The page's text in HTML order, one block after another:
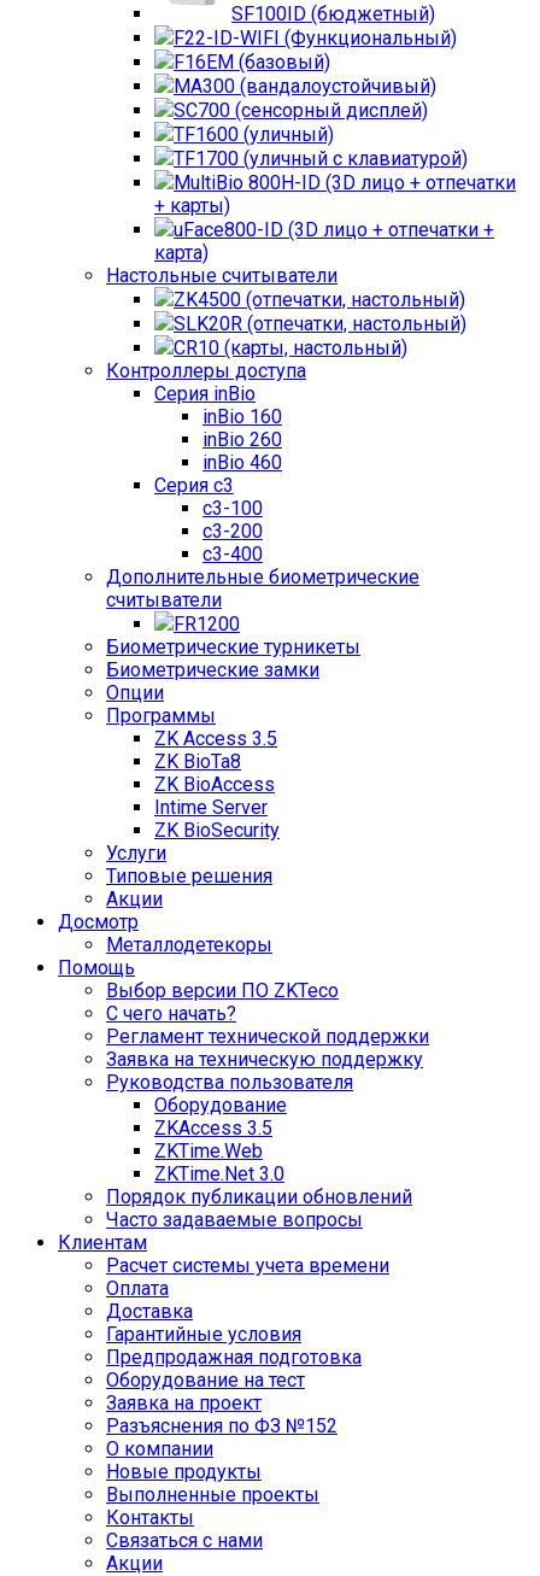
SF100ID (бюджетный)
F22-ID-WIFI (Функциональный)
F16EM (базовый)
MA300 (вандалоустойчивый)
SC700 (сенсорный дисплей)
TF1600 (уличный)
TF1700 (уличный с клавиатурой)
MultiBio 800H-ID (3D лицо + отпечатки
+ карты)
uFace800-ID (3D лицо + отпечатки +
карта)
Настольные считыватели
ZK4500 (отпечатки, настольный)
SLK20R (отпечатки, настольный)
CR10 (карты, настольный)
Контроллеры доступа
Серия inBio
inBio 160
inBio 260
inBio 460
Серия c3
c3-100
c3-200
c3-400
Дополнительные биометрические
считыватели
FR1200
Биометрические турникеты
Биометрические замки
Опции
Программы
ZK Access 3.5
ZK BioTa8
ZK BioAccess
Intime Server
ZK BioSecurity
Услуги
Типовые решения
Акции
Досмотр
Металлодетекоры
Помощь
Выбор версии ПО ZKTeco
С чего начать?
Регламент технической поддержки
Заявка на техническую поддержку
Руководства пользователя
Оборудование
ZKAccess 3.5
ZKTime.Web
ZKTime.Net 3.0
Порядок публикации обновлений
Часто задаваемые вопросы
Клиентам
Расчет системы учета времени
Оплата
Доставка
Гарантийные условия
Предпродажная подготовка
Оборудование на тест
Заявка на проект
Разъяснения по ФЗ №152
О компании
Новые продукты
Выполненные проекты
Контакты
Связаться с нами
Акции